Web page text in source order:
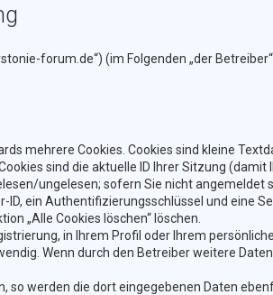
forum.de“) (im Folgenden „der
mehrere Cookies. Cookies sind kleine
sind die aktuelle ID Ihrer Sitzung
ungelesen; sofern Sie nicht
ein Authentifizierungsschlüssel und eine
„Alle Cookies löschen“ löschen.
in Ihrem Profil oder Ihrem
Wenn durch den Betreiber weitere
so werden die dort eingegebenen Daten